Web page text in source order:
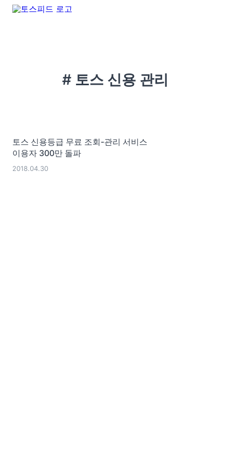
# 토스 신용 관리
토스 신용등급 무료 조회-관리 서비스
이용자 300만 돌파
2018.04.30